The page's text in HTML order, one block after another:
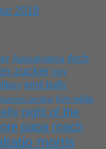
2018
Apocalyptica Arch
zucker billy
emil bulls
oerding kim wilde
night of the
papa roach
mortis